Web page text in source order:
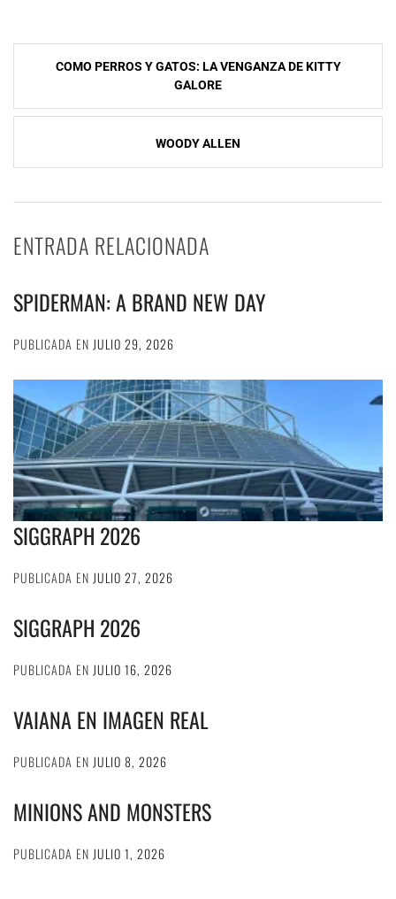
Navegación
entradas
COMO PERROS Y GATOS: LA VENGANZA DE KITTY
GALORE
WOODY ALLEN
ENTRADA RELACIONADA
SPIDERMAN: A BRAND NEW DAY
PUBLICADA EN JULIO 29, 2026
SIGGRAPH 2026
PUBLICADA EN JULIO 27, 2026
SIGGRAPH 2026
PUBLICADA EN JULIO 16, 2026
VAIANA EN IMAGEN REAL
PUBLICADA EN JULIO 8, 2026
MINIONS AND MONSTERS
PUBLICADA EN JULIO 1, 2026